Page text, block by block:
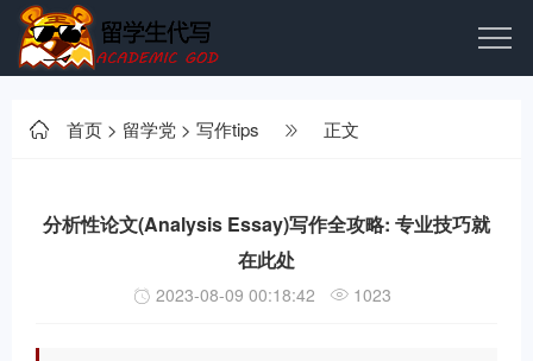
首页 > 留学党 > 写作tips 正文
分析性论文(Analysis Essay)写作全攻略: 专业技巧就
在此处
2023-08-09 00:18:42 1023